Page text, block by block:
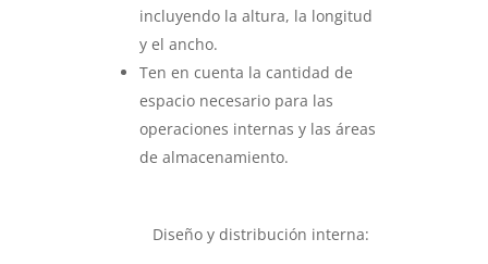
incluyendo la altura, la longitud
y el ancho.
Ten en cuenta la cantidad de
espacio necesario para las
operaciones internas y las áreas
de almacenamiento.
Diseño y distribución interna: